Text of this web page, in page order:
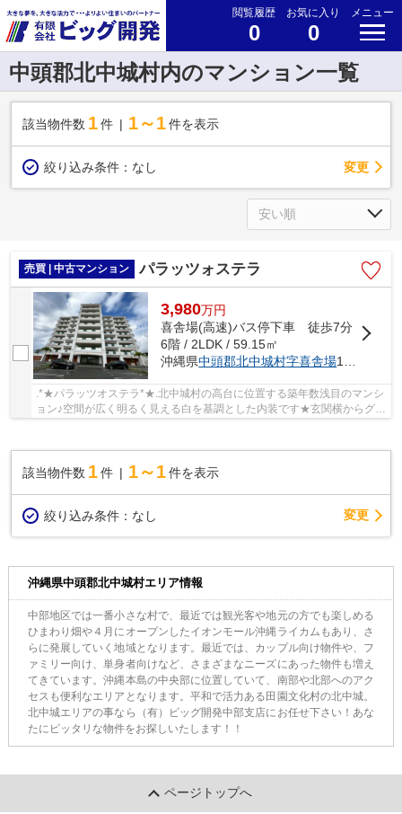
閲覧履歴
0
お気に入り
0
メニュー
中頭郡北中城村内のマンション一覧
該当物件数 1件 1～1 件を表示
絞り込み条件： なし 変更
売買 | 中古マンション パラッツォステラ
3,980万円
喜舎場(高速)バス停下車 徒歩7分
6階 / 2LDK / 59.15㎡
沖縄県中頭郡北中城村字喜舎場1328-1
.*★パラッツオステラ*★.北中城村の高台に位置する築年数浅目のマンシ
ョン♪空間が広く明るく見える白を基調とした内装です★玄関横からグル
該当物件数 1件 1～1 件を表示
絞り込み条件： なし 変更
沖縄県中頭郡北中城村エリア情報
中部地区では一番小さな村で、最近では観光客や地元の方でも楽しめる
ひまわり畑や４月にオープンしたイオンモール沖縄ライカムもあり、さ
らに発展していく地域となります。最近では、カップル向け物件や、フ
ァミリー向け、単身者向けなど、さまざまなニーズにあった物件も増え
てきています。沖縄本島の中央部に位置していて、南部や北部へのアク
セスも便利なエリアとなります。平和で活力ある田園文化村の北中城。
北中城エリアの事なら（有）ビッグ開発中部支店にお任せ下さい！あな
たにピッタリな物件をお探しいたします！！
ページトップへ